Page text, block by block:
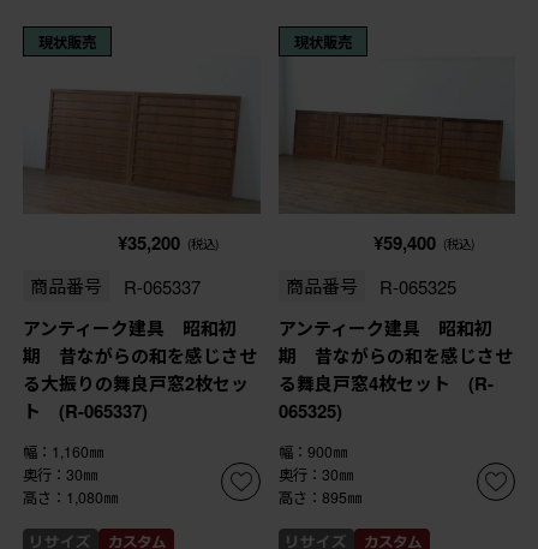
現状販売
¥35,200 (税込)
商品番号 R-065337
アンティーク建具 昭和初
期 昔ながらの和を感じさせ
る大振りの舞良戸窓2枚セッ
ト (R-065337)
幅：1,160㎜
奥行：30㎜
高さ：1,080㎜
現状販売
¥59,400 (税込)
商品番号 R-065325
アンティーク建具 昭和初
期 昔ながらの和を感じさせ
る舞良戸窓4枚セット (R-
065325)
幅：900㎜
奥行：30㎜
高さ：895㎜